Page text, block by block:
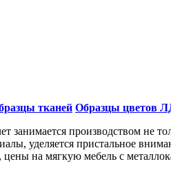
тканей Образцы цветов
производством не
уделяется пристальное
на мягкую мебель с